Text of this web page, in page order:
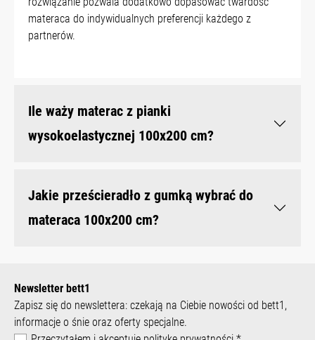
materaca do indywidualnych preferencji każdego z
partnerów.
Ile waży materac z pianki
wysokoelastycznej 100x200 cm?
Jakie prześcieradło z gumką wybrać do
materaca 100x200 cm?
Newsletter bett1
Zapisz się do newslettera: czekają na Ciebie nowości od bett1,
informacje o śnie oraz oferty specjalne.